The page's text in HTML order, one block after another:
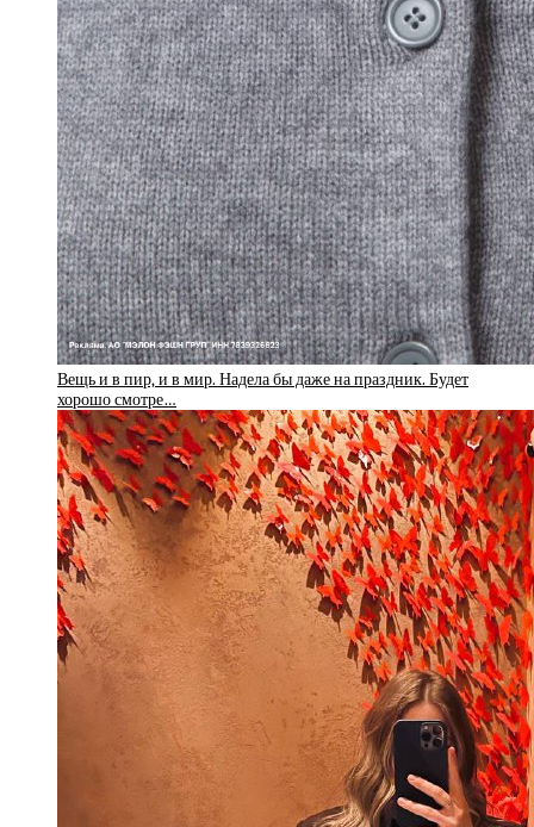
Вещь и в пир, и в мир. Надела бы даже на праздник. Будет
хорошо смотре…